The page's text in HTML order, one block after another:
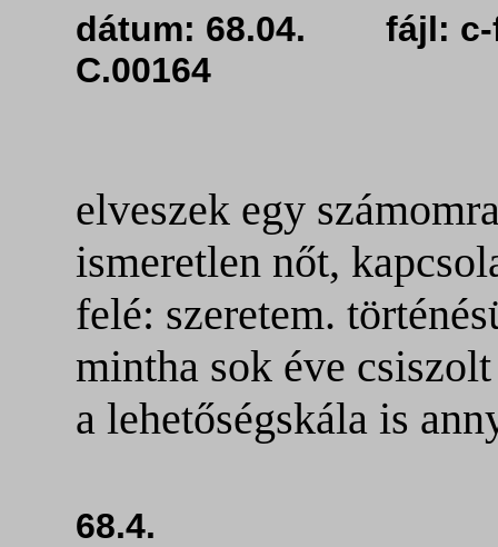
dátum: 68.04. fájl:
C.00164
elveszek egy
ismeretlen nőt,
felé: szeretem.
mintha sok éve
a lehetőségskála is
68.4.